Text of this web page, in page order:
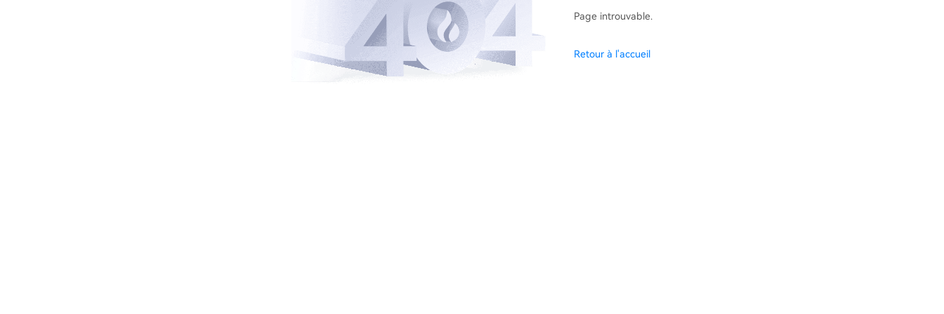
Page introuvable.
Retour à l'accueil